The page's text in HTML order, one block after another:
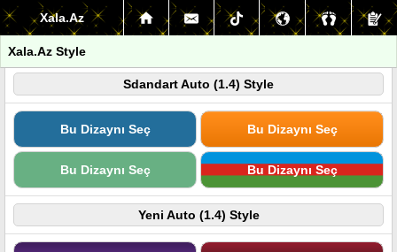
Xala.Az
Xala.Az Style
Sdandart Auto (1.4) Style
Bu Dizaynı Seç Bu Dizaynı Seç
Bu Dizaynı Seç Bu Dizaynı Seç
Yeni Auto (1.4) Style